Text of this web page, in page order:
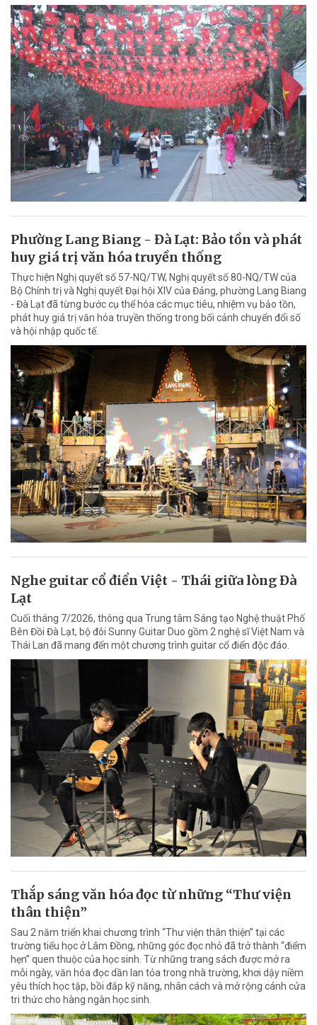
Phường Lang Biang - Đà Lạt: Bảo tồn và phát
huy giá trị văn hóa truyền thống
Thực hiện Nghị quyết số 57-NQ/TW, Nghị quyết số 80-NQ/TW của
Bộ Chính trị và Nghị quyết Đại hội XIV của Đảng, phường Lang Biang
- Đà Lạt đã từng bước cụ thể hóa các mục tiêu, nhiệm vụ bảo tồn,
phát huy giá trị văn hóa truyền thống trong bối cảnh chuyển đổi số
và hội nhập quốc tế.
Nghe guitar cổ điển Việt - Thái giữa lòng Đà
Lạt
Cuối tháng 7/2026, thông qua Trung tâm Sáng tạo Nghệ thuật Phố
Bên Đồi Đà Lạt, bộ đôi Sunny Guitar Duo gồm 2 nghệ sĩ Việt Nam và
Thái Lan đã mang đến một chương trình guitar cổ điển độc đáo.
Thắp sáng văn hóa đọc từ những “Thư viện
thân thiện”
Sau 2 năm triển khai chương trình “Thư viện thân thiện” tại các
trường tiểu học ở Lâm Đồng, những góc đọc nhỏ đã trở thành “điểm
hẹn” quen thuộc của học sinh. Từ những trang sách được mở ra
mỗi ngày, văn hóa đọc dần lan tỏa trong nhà trường, khơi dậy niềm
yêu thích học tập, bồi đắp kỹ năng, nhân cách và mở rộng cánh cửa
tri thức cho hàng ngàn học sinh.